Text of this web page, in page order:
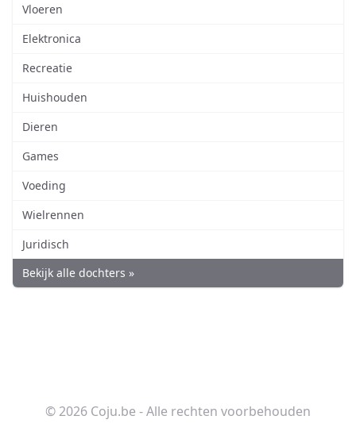
Vloeren
Elektronica
Recreatie
Huishouden
Dieren
Games
Voeding
Wielrennen
Juridisch
Bekijk alle dochters »
© 2026 Coju.be - Alle rechten voorbehouden